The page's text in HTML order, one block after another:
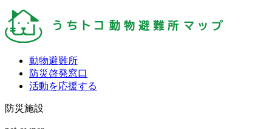
動物避難所
防災啓発窓口
活動を応援する
防災施設